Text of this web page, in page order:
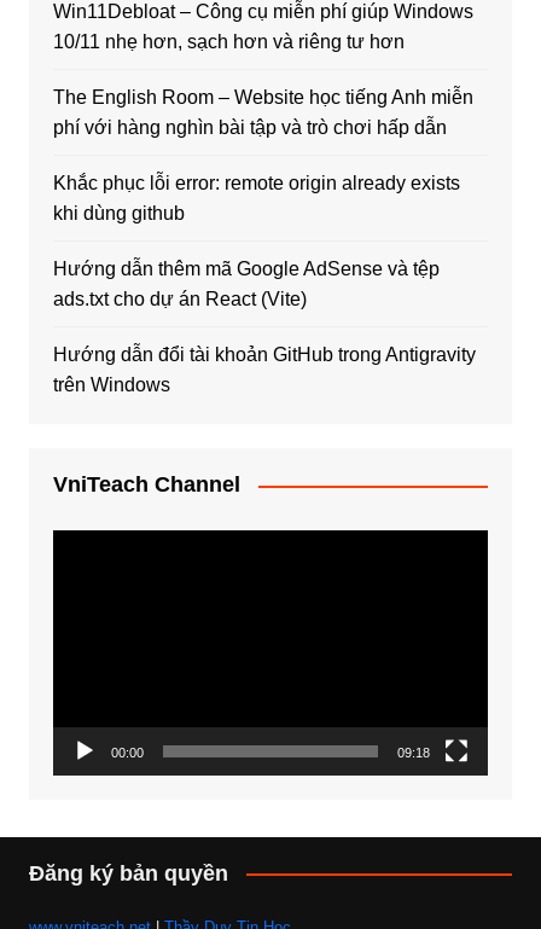
Win11Debloat – Công cụ miễn phí giúp Windows
10/11 nhẹ hơn, sạch hơn và riêng tư hơn
The English Room – Website học tiếng Anh miễn
phí với hàng nghìn bài tập và trò chơi hấp dẫn
Khắc phục lỗi error: remote origin already exists
khi dùng github
Hướng dẫn thêm mã Google AdSense và tệp
ads.txt cho dự án React (Vite)
Hướng dẫn đổi tài khoản GitHub trong Antigravity
trên Windows
VniTeach Channel
00:00 09:18
Đăng ký bản quyền